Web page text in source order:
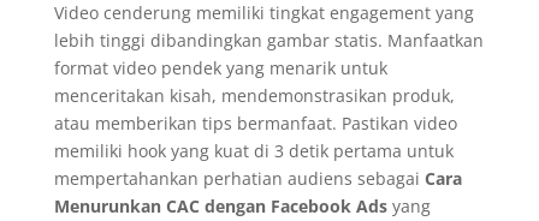
Video cenderung memiliki tingkat engagement yang
lebih tinggi dibandingkan gambar statis. Manfaatkan
format video pendek yang menarik untuk
menceritakan kisah, mendemonstrasikan produk,
atau memberikan tips bermanfaat. Pastikan video
memiliki hook yang kuat di 3 detik pertama untuk
mempertahankan perhatian audiens sebagai Cara
Menurunkan CAC dengan Facebook Adsyang